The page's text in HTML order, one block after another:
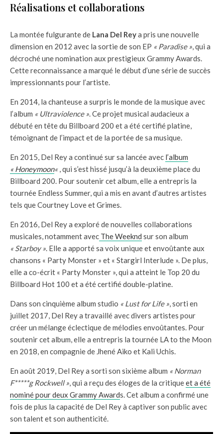
Réalisations et collaborations
La montée fulgurante de Lana Del Reya pris une nouvelle
dimension en 2012 avec la sortie de son EP « Paradise », qui a
décroché une nomination aux prestigieux Grammy Awards.
Cette reconnaissance a marqué le début d’une série de succès
impressionnants pour l’artiste.
En 2014, la chanteuse a surpris le monde de la musique avec
l’album « Ultraviolence ». Ce projet musical audacieux a
débuté en tête du Billboard 200 et a été certifié platine,
témoignant de l’impact et de la portée de sa musique.
En 2015, Del Rey a continué sur sa lancée avec l’album
« Honeymoon«, qui s’est hissé jusqu’à la deuxième place du
Billboard 200. Pour soutenir cet album, elle a entrepris la
tournée Endless Summer, qui a mis en avant d’autres artistes
tels que Courtney Love et Grimes.
En 2016, Del Rey a exploré de nouvelles collaborations
musicales, notamment avec The Weeknd sur son album
« Starboy ». Elle a apporté sa voix unique et envoûtante aux
chansons « Party Monster » et « Stargirl Interlude ». De plus,
elle a co-écrit « Party Monster », qui a atteint le Top 20 du
Billboard Hot 100 et a été certifié double-platine.
Dans son cinquième album studio « Lust for Life », sorti en
juillet 2017, Del Rey a travaillé avec divers artistes pour
créer un mélange éclectique de mélodies envoûtantes. Pour
soutenir cet album, elle a entrepris la tournée LA to the Moon
en 2018, en compagnie de Jhené Aiko et Kali Uchis.
En août 2019, Del Rey a sorti son sixième album « Norman
F*****g Rockwell », qui a reçu des éloges de la critiqueet a été
nominé pour deux Grammy Awards. Cet album a confirmé une
fois de plus la capacité de Del Rey à captiver son public avec
son talent et son authenticité.